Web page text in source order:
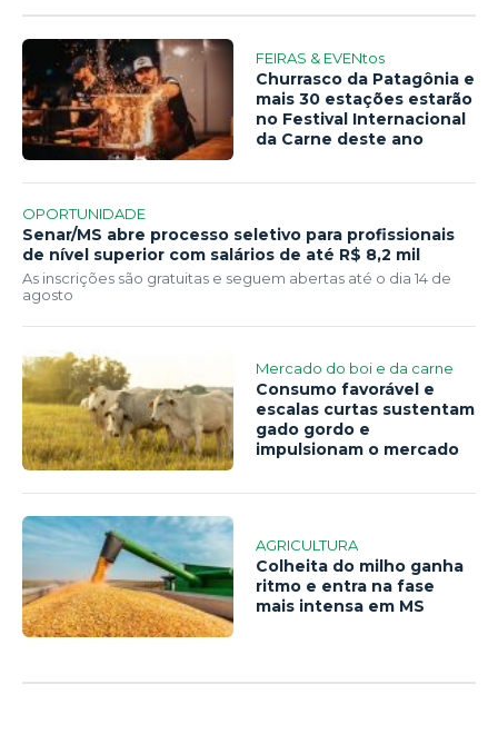
FEIRAS & EVENtos
Churrasco da Patagônia e
mais 30 estações estarão
no Festival Internacional
da Carne deste ano
OPORTUNIDADE
Senar/MS abre processo seletivo para profissionais
de nível superior com salários de até R$ 8,2 mil
As inscrições são gratuitas e seguem abertas até o dia 14 de
agosto
Mercado do boi e da carne
Consumo favorável e
escalas curtas sustentam
gado gordo e
impulsionam o mercado
AGRICULTURA
Colheita do milho ganha
ritmo e entra na fase
mais intensa em MS